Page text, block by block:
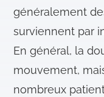
généralement
surviennent par
En général, la
mouvement,
nombreux